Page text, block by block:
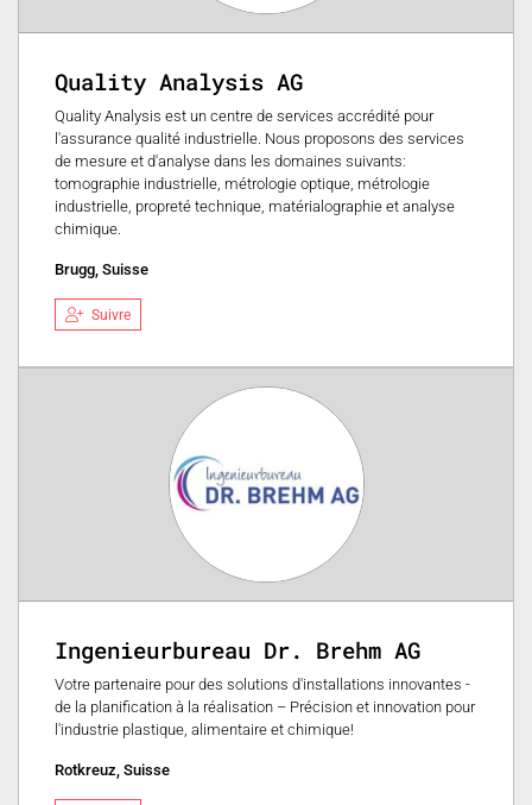
Quality Analysis AG
Quality Analysis est un centre de services accrédité pour
l'assurance qualité industrielle. Nous proposons des services
de mesure et d'analyse dans les domaines suivants:
tomographie industrielle, métrologie optique, métrologie
industrielle, propreté technique, matérialographie et analyse
chimique.
Brugg, Suisse
Suivre
Ingenieurbureau Dr. Brehm AG
Votre partenaire pour des solutions d'installations innovantes -
de la planification à la réalisation – Précision et innovation pour
l'industrie plastique, alimentaire et chimique!
Rotkreuz, Suisse